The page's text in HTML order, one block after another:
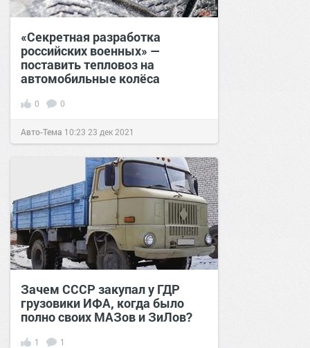
«‎Секретная разработка
российских военных» —
поставить тепловоз на
автомобильные колёса
0 0
Авто-Тема 10:23 23 дек 2021
Зачем СССР закупал у ГДР
грузовики ИФА, когда было
полно своих МАЗов и ЗиЛов?
1 1